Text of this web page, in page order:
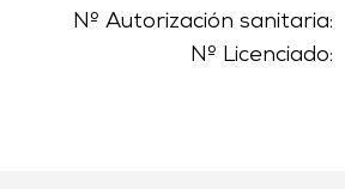
Nº Autorización sanitaria:
Nº Licenciado: